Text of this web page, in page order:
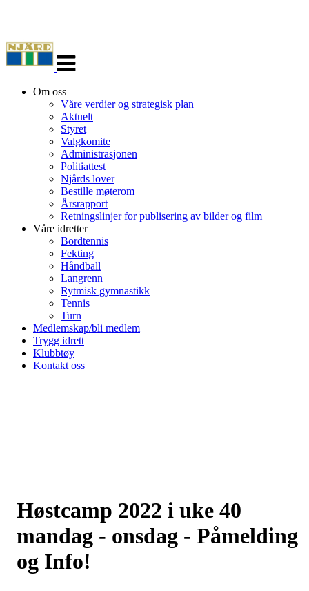
navigasjon
Om oss
Våre verdier og strategisk plan
Aktuelt
Styret
Valgkomite
Administrasjonen
Politiattest
Njårds lover
Bestille møterom
Årsrapport
Retningslinjer for publisering av bilder og film
Våre idretter
Bordtennis
Fekting
Håndball
Langrenn
Rytmisk gymnastikk
Tennis
Turn
Medlemskap/bli medlem
Trygg idrett
Klubbtøy
Kontakt oss
Høstcamp 2022 i uke 40
mandag - onsdag - Påmelding
og Info!